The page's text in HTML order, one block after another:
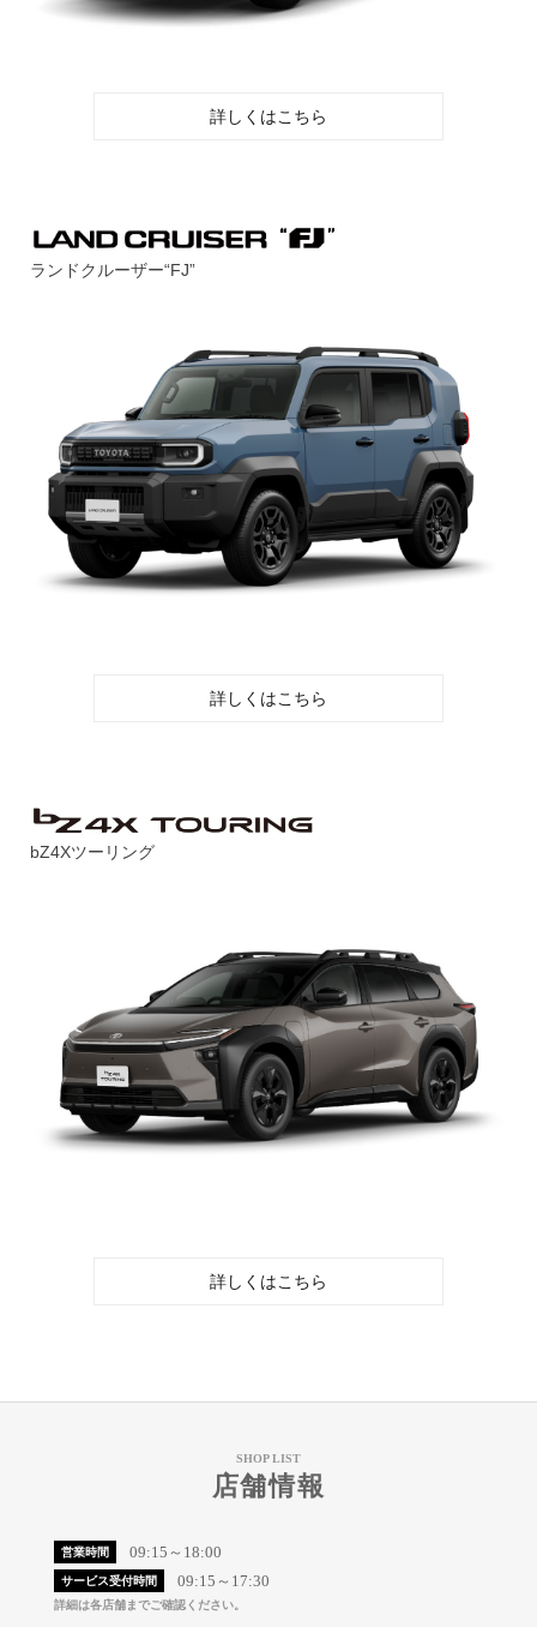
詳しくはこちら
ランドクルーザー“FJ”
詳しくはこちら
bZ4Xツーリング
詳しくはこちら
SHOP LIST
店舗情報
営業時間 09:15～18:00
サービス受付時間 09:15～17:30
詳細は各店舗までご確認ください。